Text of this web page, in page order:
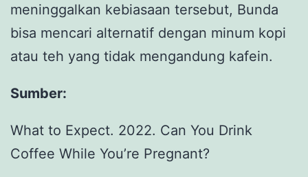
meninggalkan kebiasaan tersebut, Bunda
bisa mencari alternatif dengan minum kopi
atau teh yang tidak mengandung kafein.
Sumber:
What to Expect. 2022. Can You Drink
Coffee While You’re Pregnant?